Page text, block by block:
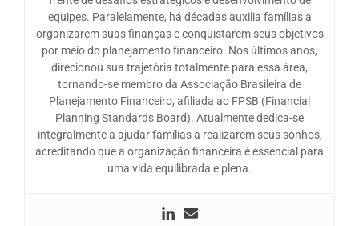
equipes. Paralelamente, há décadas auxilia famílias a
organizarem suas finanças e conquistarem seus objetivos
por meio do planejamento financeiro. Nos últimos anos,
direcionou sua trajetória totalmente para essa área,
tornando-se membro da Associação Brasileira de
Planejamento Financeiro, afiliada ao FPSB (Financial
Planning Standards Board). Atualmente dedica-se
integralmente a ajudar famílias a realizarem seus sonhos,
acreditando que a organização financeira é essencial para
uma vida equilibrada e plena.